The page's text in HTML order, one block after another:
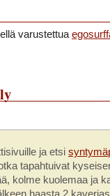
varustettua
ja etsi
tapahtuivat
kolme kuolemaa ja